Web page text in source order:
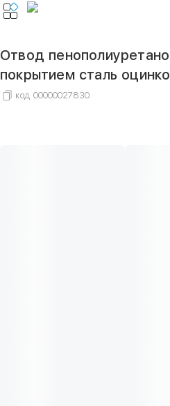
Отвод
покрытием сталь
код 00000027830